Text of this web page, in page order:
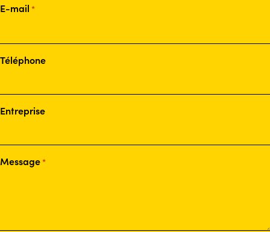
E-mail *
Téléphone
Entreprise
Message*